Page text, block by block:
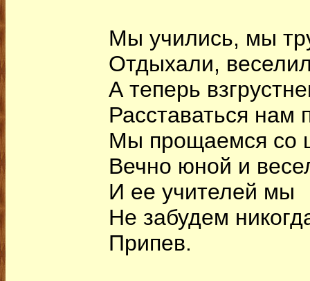
Мы учились, мы
Отдыхали,
А теперь
Расставаться нам
Мы прощаемся со
Вечно юной и
И ее учителей мы
Не забудем
Припев.